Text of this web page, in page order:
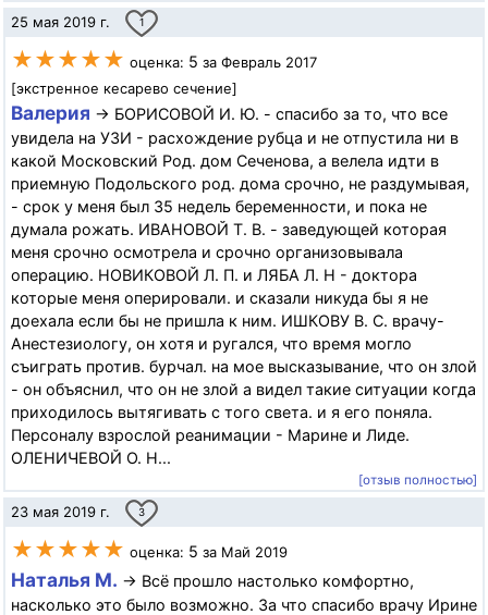
25 мая 2019 г. 1
★★★★★ оценка: 5 за Февраль 2017
[экстренное кесарево сечение]
Валерия → БОРИСОВОЙ И. Ю. - спасибо за то, что все
увидела на УЗИ - расхождение рубца и не отпустила ни в
какой Московский Род. дом Сеченова, а велела идти в
приемную Подольского род. дома срочно, не раздумывая,
- срок у меня был 35 недель беременности, и пока не
думала рожать. ИВАНОВОЙ Т. В. - заведующей которая
меня срочно осмотрела и срочно организовывала
операцию. НОВИКОВОЙ Л. П. и ЛЯБА Л. Н - доктора
которые меня оперировали. и сказали никуда бы я не
доехала если бы не пришла к ним. ИШКОВУ В. С. врачу-
Анестезиологу, он хотя и ругался, что время могло
съиграть против. бурчал. на мое высказывание, что он злой
- он объяснил, что он не злой а видел такие ситуации когда
приходилось вытягивать с того света. и я его поняла.
Персоналу взрослой реанимации - Марине и Лиде.
ОЛЕНИЧЕВОЙ О. Н...
[отзыв полностью]
23 мая 2019 г. 3
★★★★★ оценка: 5 за Май 2019
Наталья М. → Всё прошло настолько комфортно,
насколько это было возможно. За что спасибо врачу Ирине